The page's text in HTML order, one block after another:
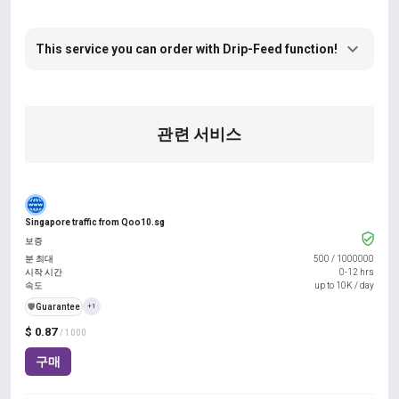
This service you can order with Drip-Feed function!
관련 서비스
Singapore traffic from Qoo10.sg
$ 0.87 / 1000
구매
보증
분 최대
500 / 1000000
시작 시간
0-12 hrs
속도
up to 10K / day
️🛡️Guarantee +1